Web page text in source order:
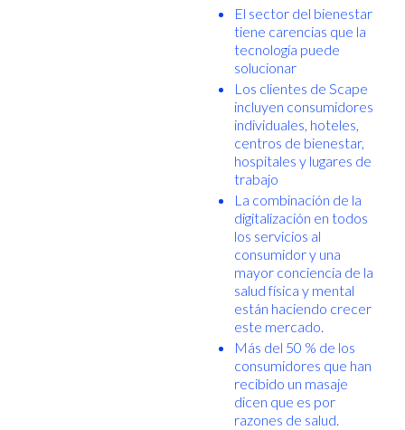
El sector del bienestar
tiene carencias que la
tecnología puede
solucionar
Los clientes de Scape
incluyen consumidores
individuales, hoteles,
centros de bienestar,
hospitales y lugares de
trabajo
La combinación de la
digitalización en todos
los servicios al
consumidor y una
mayor conciencia de la
salud física y mental
están haciendo crecer
este mercado.
Más del 50 % de los
consumidores que han
recibido un masaje
dicen que es por
razones de salud.